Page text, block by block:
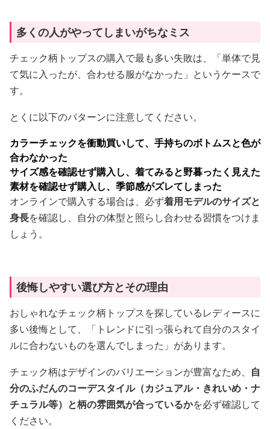
多くの人がやってしまいがちなミス
チェック柄トップスの購入で最も多い失敗は、「単体で見
て気に入ったが、合わせる服がなかった」というケースで
す。
とくに以下のパターンに注意してください。
カラーチェックを衝動買いして、手持ちのボトムスと色が
合わなかった
サイズ感を確認せず購入し、着てみると野暮ったく見えた
素材を確認せず購入し、季節感がズレてしまった
オンラインで購入する場合は、必ず着用モデルのサイズと
身長を確認し、自分の体型と照らし合わせる習慣をつけま
しょう。
後悔しやすい選び方とその理由
おしゃれなチェック柄トップスを探しているレディースに
多い後悔として、「トレンドに引っ張られて自分のスタイ
ルに合わないものを選んでしまった」があります。
チェック柄はデザインのバリエーションが豊富なため、 自
分のふだんのコーデスタイル（カジュアル・きれいめ・ナ
チュラル等）と柄の雰囲気が合っているかを必ず確認して
ください。